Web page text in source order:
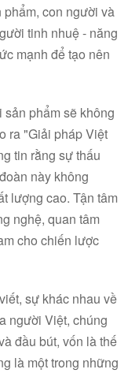
phẩm, con người và
tinh nhuệ - năng
mạnh để tạo nên
phẩm sẽ không
ra "Giải pháp Việt
tin rằng sự thấu
này không
lượng cao. Tận tâm
nghệ, quan tâm
cho chiến lược
sự khác nhau về
người Việt, chúng
đầu bút, vốn là thế
là một trong những